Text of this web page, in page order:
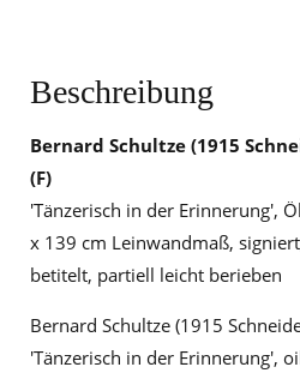
Beschreibung
Bernard Schultze (1915
(F)
'Tänzerisch in der Erinnerung',
x 139 cm Leinwandmaß,
betitelt, partiell leicht berieben
Bernard Schultze (1915
'Tänzerisch in der Erinnerung',